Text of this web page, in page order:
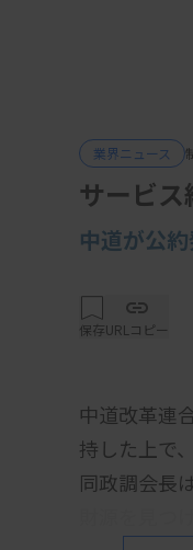
業界ニュース
サービ
中道が公
保存URLコピー
中道改革連
持した上で
同政調会長